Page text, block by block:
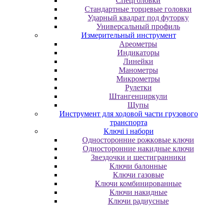
Стандартные торцевые головки
Ударный квадрат под футорку
Универсальный профиль
Измерительный инструмент
Ареометры
Индикаторы
Линейки
Манометры
Микрометры
Рулетки
Штангенциркули
Щупы
Инструмент для ходовой части грузового
транспорта
Ключі і набори
Oднocтopoнниe poжкoвыe ключи
Oднocтopoнниe нaкидныe ключи
Звездочки и шестигранники
Ключи балонные
Ключи газовые
Ключи комбинированные
Ключи накидные
Ключи радиусные